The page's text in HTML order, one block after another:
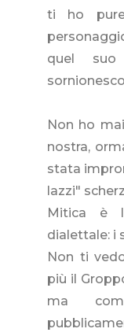
ti ho
quel
Non ho
nostra,
stata
lazzi"
Mitica è
dialettale: i
Non ti
più il
ma